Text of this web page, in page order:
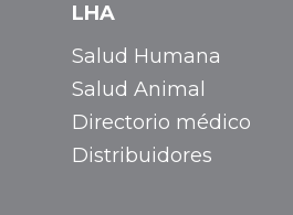
LHA
Salud Humana
Salud Animal
Directorio médico
Distribuidores